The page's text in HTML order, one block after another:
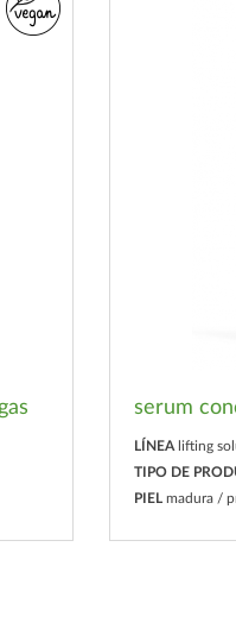
serum
LÍNEA lifting
TIPO DE
PIEL madura /